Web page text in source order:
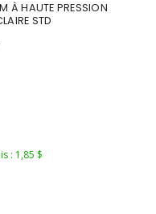
À HAUTE PRESSION
STD
: 1,85 $